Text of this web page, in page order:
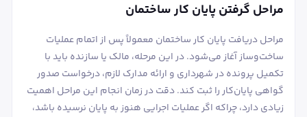
مراحل گرفتن پایان کار ساختمان
مراحل دریافت پایان کار ساختمان معمولاً پس از اتمام عملیات
ساخت‌وساز آغاز می‌شود. در این مرحله، مالک یا سازنده باید با
تکمیل پرونده در شهرداری و ارائه مدارک لازم، درخواست صدور
گواهی پایان‌کار را ثبت کند. دقت در زمان انجام این مراحل اهمیت
زیادی دارد، چراکه اگر عملیات اجرایی هنوز به پایان نرسیده باشد،